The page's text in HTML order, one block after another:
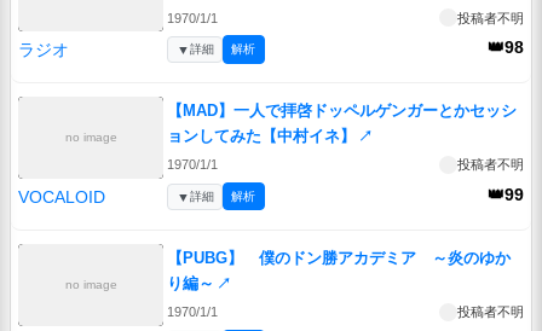
1970/1/1 投稿者不明
ラジオ 👑98
▼詳細 解析
no image
【MAD】一人で拝啓ドッペルゲンガーとかセッシ
ョンしてみた【中村イネ】
↗
1970/1/1 投稿者不明
VOCALOID 👑99
▼詳細 解析
no image
【PUBG】 僕のドン勝アカデミア ～炎のゆか
り編～ ↗
1970/1/1 投稿者不明